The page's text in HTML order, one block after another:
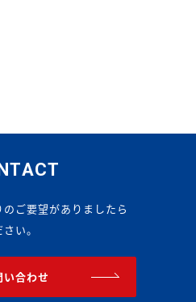
ご要望がありましたら
い。
い合わせ